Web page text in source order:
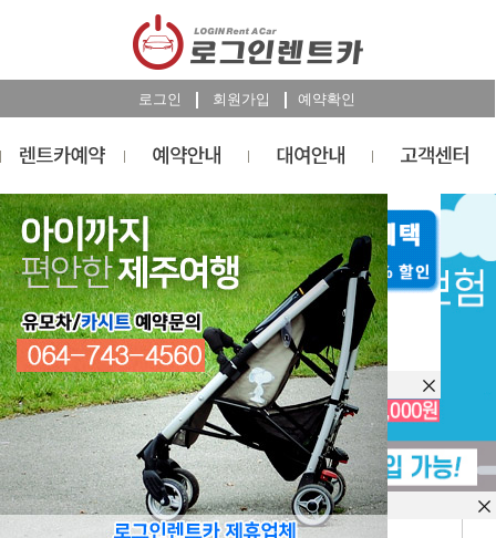
로그인 회원가입 예약확인
렌트카예약
RESERVATION
렌트카 예약하기
오늘 하루 이창을 열지 않습니다.
오늘 하루 이창을 열지 않습니다.
오늘 하루 이창을 열지 않습니다.